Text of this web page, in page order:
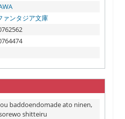
ァンタジア文庫
baddoendomade ato ninen,
shitteiru